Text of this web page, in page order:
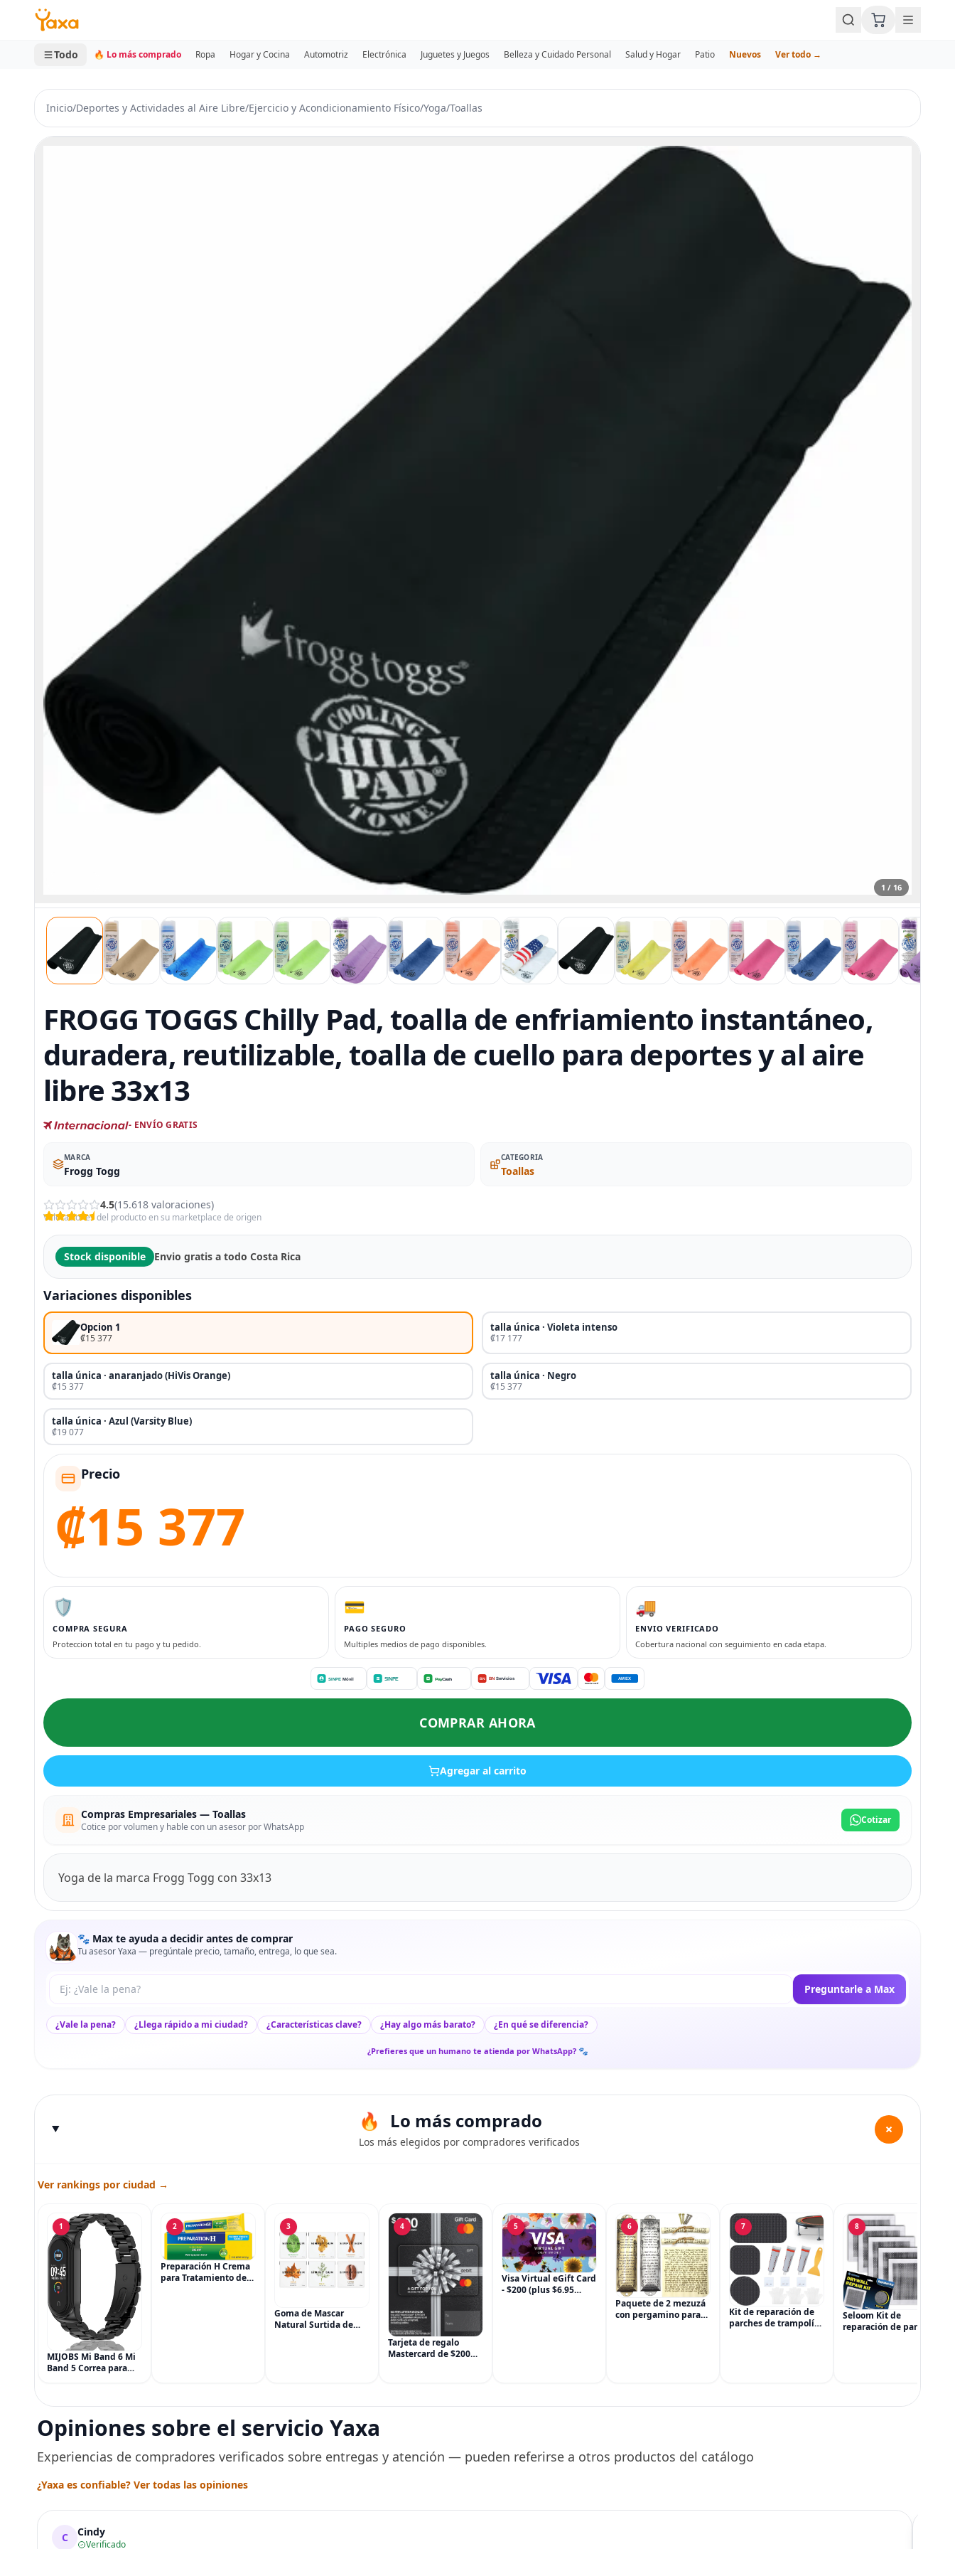
MINI CARRITO
0 productos
Todo 🔥 Lo más comprado Ropa Hogar y Cocina Automotriz Electrónica Juguetes y Juegos Belleza y Cuidado Personal Salud y Hogar Patio Nuevos Ver todo →
Inicio/Deportes y Actividades al Aire Libre/Ejercicio y Acondicionamiento Físico/Yoga/Toallas
1 / 16
FROGG TOGGS Chilly Pad, toalla de enfriamiento instantáneo,
duradera, reutilizable, toalla de cuello para deportes y al aire
libre 33x13
- ENVÍO GRATIS
MARCA
Frogg Togg
CATEGORIA
Toallas
4.5(15.618 valoraciones)
Valoraciones del producto en su marketplace de origen
Stock disponible Envio gratis a todo Costa Rica
Variaciones disponibles
Opcion 1
₡15 377
talla única · Violeta intenso
₡17 177
talla única · anaranjado (HiVis Orange)
₡15 377
talla única · Negro
₡15 377
talla única · Azul (Varsity Blue)
₡19 077
Precio
₡15 377
🛡️
COMPRA SEGURA
Proteccion total en tu pago y tu pedido.
💳
PAGO SEGURO
Multiples medios de pago disponibles.
🚚
ENVIO VERIFICADO
Cobertura nacional con seguimiento en cada etapa.
COMPRAR AHORA
Agregar al carrito
Compras Empresariales — Toallas
Cotice por volumen y hable con un asesor por WhatsApp
Cotizar
Yoga de la marca Frogg Togg con 33x13
🐾 Max te ayuda a decidir antes de comprar
Tu asesor Yaxa — pregúntale precio, tamaño, entrega, lo que sea.
Tu pregunta a Max Preguntarle a Max
¿Vale la pena? ¿Llega rápido a mi ciudad? ¿Características clave? ¿Hay algo más barato? ¿En qué se diferencia?
¿Prefieres que un humano te atienda por WhatsApp? 🐾
Lo más comprado
Los más elegidos por compradores verificados
+
Ver rankings por ciudad →
1
MIJOBS Mi Band 6 Mi
Band 5 Correa para
de metal para Mi
Smart Band 6
2
Preparación H Crema
para Tratamiento de
3
Goma de Mascar
Natural Surtida de
4
Tarjeta de regalo
Mastercard de $200
5
Visa Virtual eGift Card
- $200 (plus $6.95
6
Paquete de 2 mezuzá
con pergamino para
7
Kit de reparación de
parches de trampolín
8
Seloom Kit de
reparación de paneles
Opiniones sobre el servicio Yaxa
Experiencias de compradores verificados sobre entregas y atención — pueden referirse a otros productos del catálogo
¿Yaxa es confiable? Ver todas las opiniones
C Cindy
Verificado